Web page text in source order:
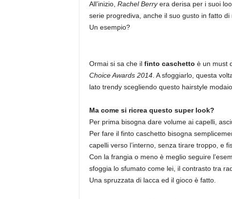
All’inizio, Rachel Berryera derisa per i suoi
serie progrediva, anche il suo gusto in fatto
Un esempio?
Ormai si sa che il finto caschetto è un must
Choice Awards 2014. A sfoggiarlo, questa
lato trendy scegliendo questo hairstyle
Ma come si ricrea questo super look?
Per prima bisogna dare volume ai capelli,
Per fare il finto caschetto bisogna
capelli verso l’interno, senza tirare troppo, e
Con la frangia o meno è meglio seguire
sfoggia lo sfumato come lei, il contrasto tra
Una spruzzata di lacca ed il gioco è fatto.